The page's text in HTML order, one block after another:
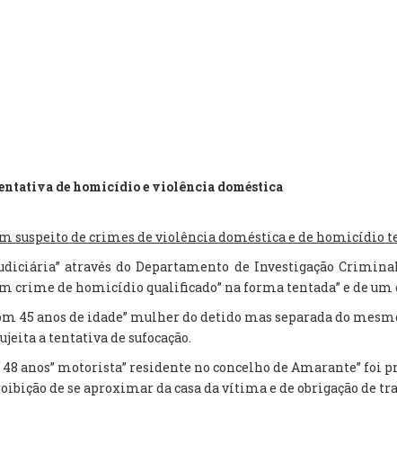
de homicídio e violência doméstica
suspeito de crimes de violência doméstica e de homicídio
através do Departamento de Investigação
crime de homicídio qualificado” na forma tentada” e de
45 anos de idade” mulher do detido mas separada do
a tentativa de sufocação.
48 anos” motorista” residente no concelho de Amarante”
de se aproximar da casa da vítima e de obrigação de